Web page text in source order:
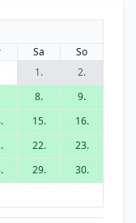
Sa
So
1.
2.
8.
9.
15.
16.
22.
23.
29.
30.